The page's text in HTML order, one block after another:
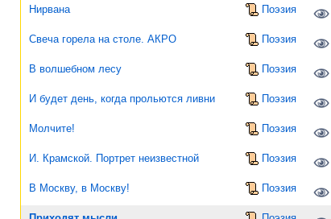
Нирвана Поэзия
Свеча горела на столе. АКРО Поэзия
В волшебном лесу Поэзия
И будет день, когда прольются ливни Поэзия
Молчите! Поэзия
И. Крамской. Портрет неизвестной Поэзия
В Москву, в Москву! Поэзия